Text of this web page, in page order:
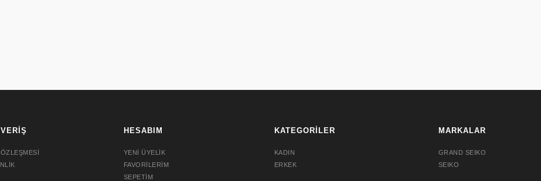
HESABIM
YENİ ÜYELİK
FAVORİLERİM
SEPETİM
KATEGORİLER
KADIN
ERKEK
MARKALAR
GRAND SEIKO
SEIKO